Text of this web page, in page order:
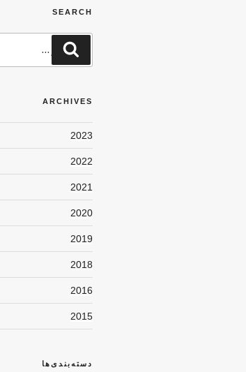
SEARCH
جستجو
برای
جستجو
ARCHIVES
2023
2022
2021
2020
2019
2018
2016
2015
دسته‌بندی‌ها